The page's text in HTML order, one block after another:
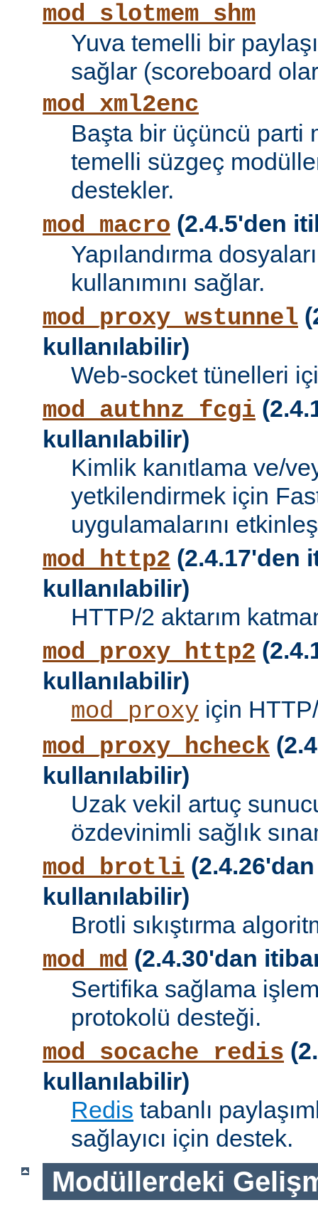
mod_slotmem_shm
Yuva temelli bir
sağlar (scoreboard
mod_xml2enc
Başta bir üçüncü parti
temelli süzgeç
destekler.
mod_macro (2.4.5'den
Yapılandırma
kullanımını sağlar.
mod_proxy_wstunnel
kullanılabilir)
Web-socket tünelleri
mod_authnz_fcgi
kullanılabilir)
Kimlik kanıtlama ve/
yetkilendirmek için
uygulamalarını
mod_http2 (2.4.17'den
kullanılabilir)
HTTP/2 aktarım
mod_proxy_http2
kullanılabilir)
mod_proxy için
mod_proxy_hcheck
kullanılabilir)
Uzak vekil artuç
özdevinimli sağlık
mod_brotli
kullanılabilir)
Brotli sıkıştırma
mod_md (2.4.30'dan
Sertifika sağlama
protokolü desteği.
mod_socache_redis
kullanılabilir)
Redis tabanlı
sağlayıcı için destek.
Modüllerdeki